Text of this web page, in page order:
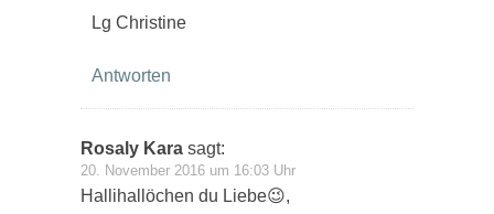
Lg Christine
Antworten
Rosaly Kara sagt:
20. November 2016 um 16:03 Uhr
Hallihallöchen du Liebe😉,